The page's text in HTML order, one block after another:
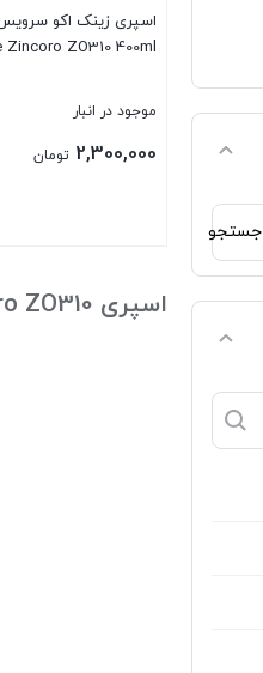
جستجو
Zincoro ZO310 400ml
موجود در انبار
2,300,000 تومان
اسپری Zincoro ZO310